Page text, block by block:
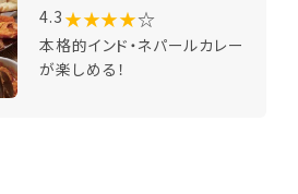
4.3 ★★★★☆
本格的インド・ネパールカレー
が楽しめる！